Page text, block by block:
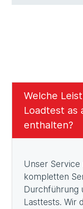
Welche
Loadtest as
enthalten?
Unser Service
kompletten
Durchführung
Lasttests. Wir